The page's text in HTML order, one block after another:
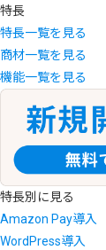
特長
特長一覧を見る
商材一覧を見る
機能一覧を見る
特長別に見る
Amazon Pay導入
WordPress導入